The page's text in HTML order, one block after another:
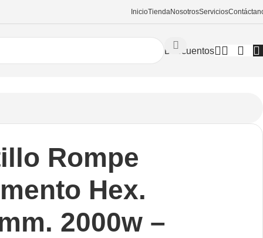
InicioTiendaNosotrosServicios
Descuentos
Rompe
Hex.
2000w –